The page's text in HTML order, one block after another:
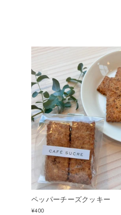
ペッパーチーズクッキー
¥400